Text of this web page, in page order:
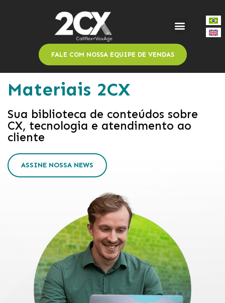
FALE COM NOSSA EQUIPE DE VENDAS
Materiais 2CX
Sua biblioteca de conteúdos sobre
CX, tecnologia e atendimento ao
cliente
ASSINE NOSSA NEWS